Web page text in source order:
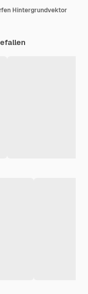
Hintergrundvektor